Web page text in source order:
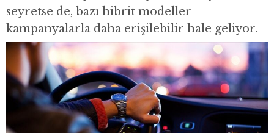
seyretse de, bazı hibrit modeller
kampanyalarla daha erişilebilir hale geliyor.